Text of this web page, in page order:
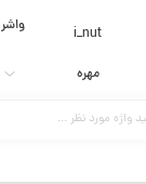
i_nut
مهره
واشر